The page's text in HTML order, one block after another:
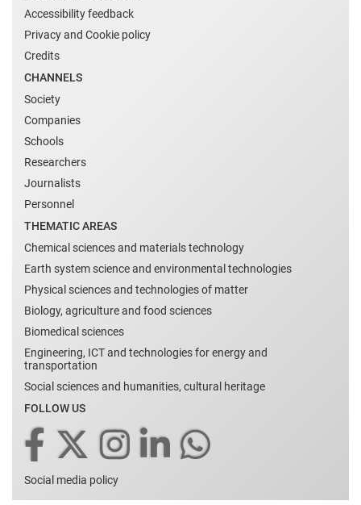
Accessibility feedback
Privacy and Cookie policy
Credits
CHANNELS
Society
Companies
Schools
Researchers
Journalists
Personnel
THEMATIC AREAS
Chemical sciences and materials technology
Earth system science and environmental technologies
Physical sciences and technologies of matter
Biology, agriculture and food sciences
Biomedical sciences
Engineering, ICT and technologies for energy and
transportation
Social sciences and humanities, cultural heritage
FOLLOW US
Social media policy